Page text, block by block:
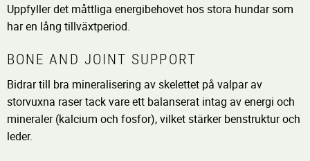
Uppfyller det måttliga energibehovet hos stora hundar som
har en lång tillväxtperiod.
BONE AND JOINT SUPPORT
Bidrar till bra mineralisering av skelettet på valpar av
storvuxna raser tack vare ett balanserat intag av energi och
mineraler (kalcium och fosfor), vilket stärker benstruktur och
leder.